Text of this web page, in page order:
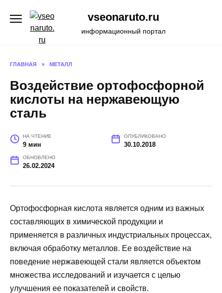
содержанию
vseonaruto.ru
информационный портал
ГЛАВНАЯ » МЕТАЛЛ
Воздействие ортофосфорной
кислоты на нержавеющую
сталь
НА ЧТЕНИЕ
9 мин
ОПУБЛИКОВАНО
30.10.2018
ОБНОВЛЕНО
26.02.2024
Ортофосфорная кислота является одним из важных
составляющих в химической продукции и
применяется в различных индустриальных процессах,
включая обработку металлов. Ее воздействие на
поведение нержавеющей стали является объектом
множества исследований и изучается с целью
улучшения ее показателей и свойств.